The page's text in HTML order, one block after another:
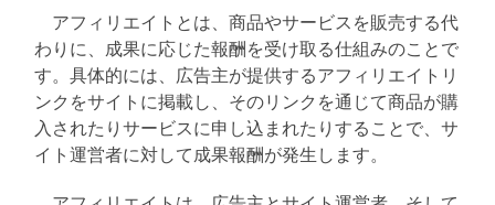
アフィリエイトとは、商品やサービスを販売する代
わりに、成果に応じた報酬を受け取る仕組みのことで
す。具体的には、広告主が提供するアフィリエイトリ
ンクをサイトに掲載し、そのリンクを通じて商品が購
入されたりサービスに申し込まれたりすることで、サ
イト運営者に対して成果報酬が発生します。